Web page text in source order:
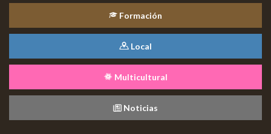
Formación
Local
Multicultural
Noticias